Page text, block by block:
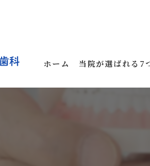
ホーム 当院が選ばれる7